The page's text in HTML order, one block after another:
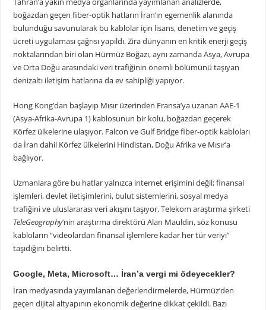
boğazdan geçen fiber-optik hatların İran’ın egemenlik alanında
bulunduğu savunularak bu kablolar için lisans, denetim ve geçiş
ücreti uygulaması çağrısı yapıldı. Zira dünyanın en kritik enerji geçiş
noktalarından biri olan Hürmüz Boğazı, aynı zamanda Asya, Avrupa
ve Orta Doğu arasındaki veri trafiğinin önemli bölümünü taşıyan
denizaltı iletişim hatlarına da ev sahipliği yapıyor.
Hong Kong’dan başlayıp Mısır üzerinden Fransa’ya uzanan AAE-1
(Asya-Afrika-Avrupa 1) kablosunun bir kolu, boğazdan geçerek
Körfez ülkelerine ulaşıyor. Falcon ve Gulf Bridge fiber-optik kabloları
da İran dahil Körfez ülkelerini Hindistan, Doğu Afrika ve Mısır’a
bağlıyor.
Uzmanlara göre bu hatlar yalnızca internet erişimini değil; finansal
işlemleri, devlet iletişimlerini, bulut sistemlerini, sosyal medya
trafiğini ve uluslararası veri akışını taşıyor. Telekom araştırma şirketi
TeleGeography‘nin araştırma direktörü Alan Mauldin, söz konusu
kabloların “videolardan finansal işlemlere kadar her tür veriyi”
taşıdığını belirtti.
Google, Meta, Microsoft… İran’a vergi mi ödeyecekler?
İran medyasında yayımlanan değerlendirmelerde, Hürmüz’den
geçen dijital altyapının ekonomik değerine dikkat çekildi. Bazı